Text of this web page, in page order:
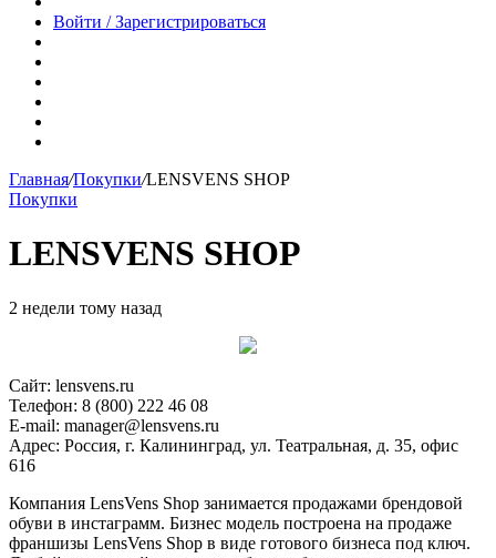
статья
Войти / Зарегистрироваться
Главная/Покупки/LENSVENS SHOP
Покупки
LENSVENS SHOP
2 недели тому назад
Сайт: lensvens.ru
Телефон: 8 (800) 222 46 08
E-mail: manager@lensvens.ru
Адрес: Россия, г. Калининград, ул. Театральная, д. 35, офис
616
Компания LensVens Shop занимается продажами брендовой
обуви в инстаграмм. Бизнес модель построена на продаже
франшизы LensVens Shop в виде готового бизнеса под ключ.